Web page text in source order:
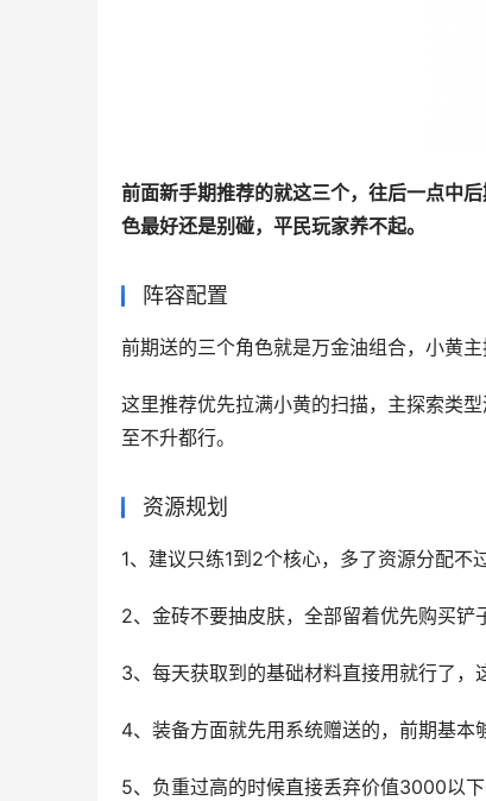
前面新手期推荐的就这三个，往后一点中
色最好还是别碰，平民玩家养不起。
阵容配置
前期送的三个角色就是万金油组合，小黄
这里推荐优先拉满小黄的扫描，主探索类
至不升都行。
资源规划
1、建议只练1到2个核心，多了资源分配不
2、金砖不要抽皮肤，全部留着优先购买铲
3、每天获取到的基础材料直接用就行了，
4、装备方面就先用系统赠送的，前期基本
5、负重过高的时候直接丢弃价值3000以